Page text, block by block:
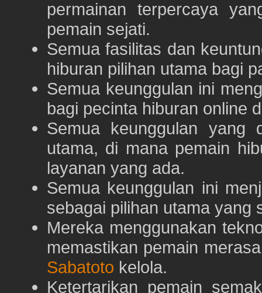
permainan terpercaya
pemain sejati.
Semua fasilitas dan
hiburan pilihan utama bagi
Semua keunggulan ini
bagi pecinta hiburan online
Semua keunggulan yang
utama, di mana pemain
layanan yang ada.
Semua keunggulan ini
sebagai pilihan utama yang
Mereka menggunakan
memastikan pemain
Sabatoto kelola.
Ketertarikan pemain